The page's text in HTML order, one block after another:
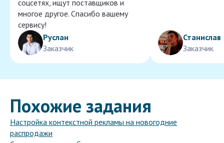
соцсетях, ищут поставщиков и
многое другое. Спасибо вашему
сервису!
Руслан
Заказчик
Станислав
Заказчик
Похожие задания
Настройка контекстной рекламы на новогодние
распродажи